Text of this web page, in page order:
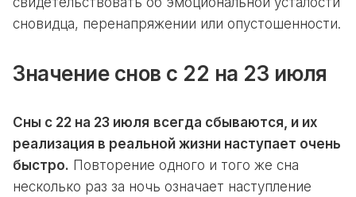
сновидца, перенапряжении или опустошенности.
Значение снов с 22 на 23 июля
Сны с 22 на 23 июля всегда сбываются, и их
реализация в реальной жизни наступает очень
быстро. Повторение одного и того же сна
несколько раз за ночь означает наступление